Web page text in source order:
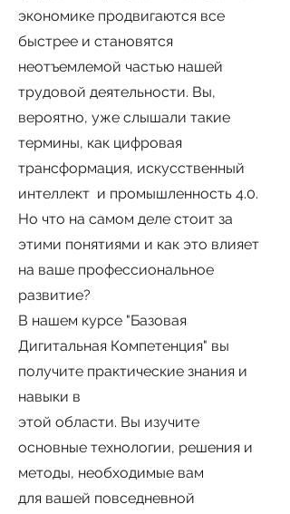
экономике продвигаются все
быстрее и становятся
неотъемлемой частью нашей
трудовой деятельности. Вы,
вероятно, уже слышали такие
термины, как цифровая
трансформация, искусственный
интеллект и промышленность 4.0.
Но что на самом деле стоит за
этими понятиями и как это влияет
на ваше профессиональное
развитие?
В нашем курсе "Базовая
Дигитальная Компетенция" вы
получите практические знания и
навыки в
этой области. Вы изучите
основные технологии, решения и
методы, необходимые вам
для вашей повседневной